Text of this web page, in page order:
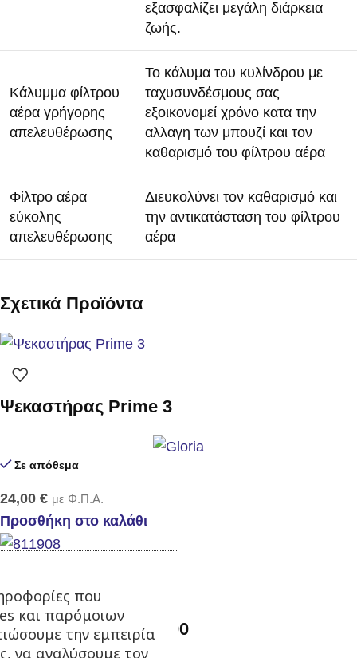
εξασφαλίζει μεγάλη διάρκεια
ζωής.
Κάλυμμα φίλτρου
αέρα γρήγορης
απελευθέρωσης
Το κάλυμα του κυλίνδρου με
ταχυσυνδέσμους σας
εξοικονομεί χρόνο κατα την
αλλαγη των μπουζί και τον
καθαρισμό του φίλτρου αέρα
Φίλτρο αέρα
εύκολης
απελευθέρωσης
Διευκολύνει τον καθαρισμό και
την αντικατάσταση του φίλτρου
αέρα
Σχετικά Προϊόντα
Ψεκαστήρας Prime 3
Σε απόθεμα
24,00 € με Φ.Π.Α.
Προσθήκη στο καλάθι
Αντλία όμβριων SP400
που
και παρόμοιων
την εμπειρία
να αναλύσουμε τον